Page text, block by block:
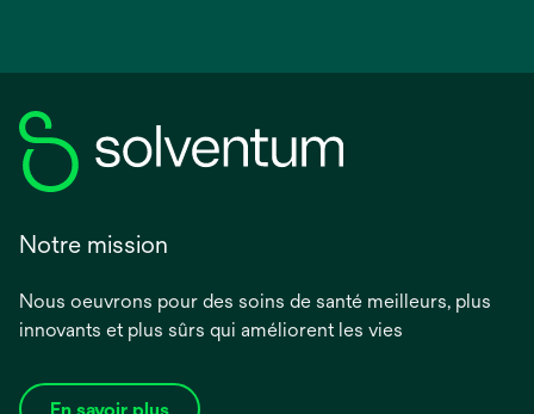
Notre mission
Nous oeuvrons pour des soins de santé meilleurs, plus
innovants et plus sûrs qui améliorent les vies